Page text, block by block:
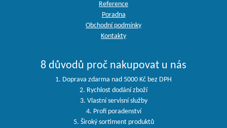
Reference
Poradna
Obchodní podmínky
Kontakty
8 důvodů proč nakupovat u nás
1. Doprava zdarma nad 5000 Kč bez DPH
2. Rychlost dodání zboží
3. Vlastní servisní služby
4. Profi poradenství
5. Široký sortiment produktů